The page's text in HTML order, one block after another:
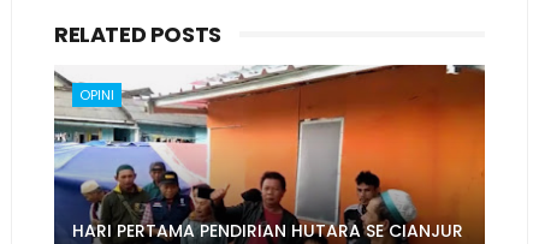
RELATED POSTS
OPINI
HARI PERTAMA PENDIRIAN HUTARA SE CIANJUR